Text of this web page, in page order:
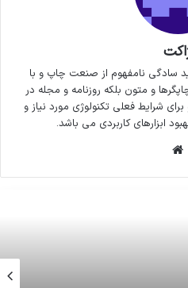
سادگی نامفهوم از صنعت چاپ و با
و متون بلکه روزنامه و مجله در
شرایط فعلی تکنولوژی مورد نیاز و
ابزارهای کاربردی می باشد.